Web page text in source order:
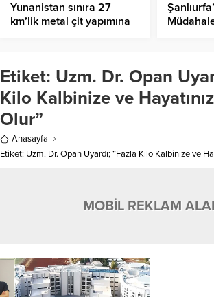
Yunanistan sınıra 27
km’lik metal çit yapımına
Etiket: Uzm. Dr. Opan
Kilo Kalbinize ve
Olur”
Anasayfa
Etiket: Uzm. Dr. Opan Uyardı; “Fazla Kilo Kalbinize ve
MOBİL REKLAM